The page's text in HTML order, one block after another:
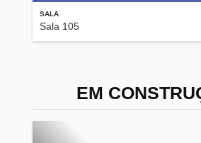
SALA
Sala 105
EM